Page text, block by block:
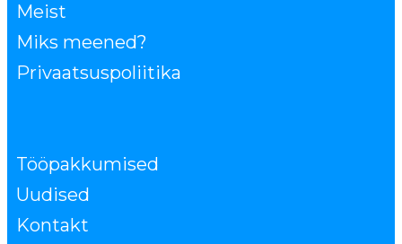
Meist
Miks meened?
Privaatsuspoliitika
Tööpakkumised
Uudised
Kontakt